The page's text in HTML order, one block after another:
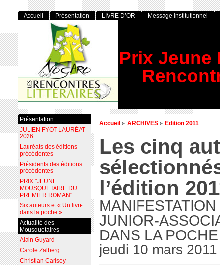
Prix Jeune
Accueil > ARCHIVES > Edition 2011
Les cinq
l’édition
JUNIOR-
DANS LA
jeudi 10 mars 2011
Accueil Présentation LIVRE D’OR Message institutionnel
Présentation
JULIEN FYOT LAURÉAT
2026
Lauréats des éditions
précédentes
Présidents des éditions
précédentes
PRIX "JEUNE
MOUSQUETAIRE DU
PREMIER ROMAN"
Six auteurs et « Un livre
dans la poche »
Actualité des
Mousquetaires
Alain Guyard
Carole Zalberg
Christian Carisey